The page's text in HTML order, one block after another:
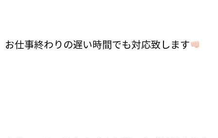
お仕事終わりの遅い時間でも対応致します